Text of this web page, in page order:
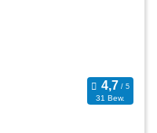
31 Bew.